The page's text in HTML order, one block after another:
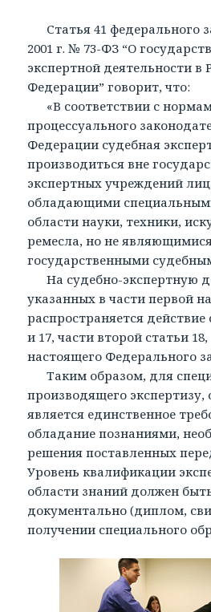
Статья 41 федерального
2001 г. № 73-ФЗ “О
экспертной деятельности в
Федерации” говорит, что:
«В соответствии с
процессуального
Федерации судебная
производиться вне
экспертных учреждений
обладающими
области науки, техники,
ремесла, но не
государственными
На судебно-экспертную
указанных в части первой
распространяется действие
и 17, части второй статьи 18,
настоящего Федерального
Таким образом, для
производящего экспертизу,
является единственное
обладание познаниями,
решения поставленных
Уровень квалификации
области знаний должен
документально (диплом,
получении специального